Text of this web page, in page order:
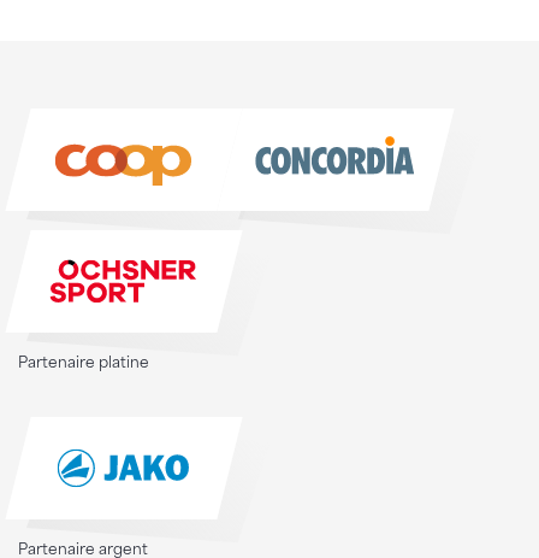
Partenaire platine
Partenaire argent